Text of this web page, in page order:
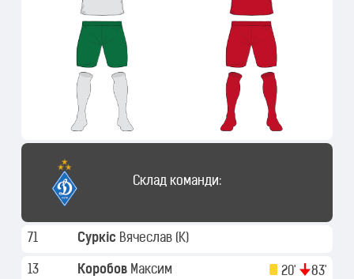
Склад команди:
71 Суркіс Вячеслав (K)
13 Коробов Максим 20' 83'